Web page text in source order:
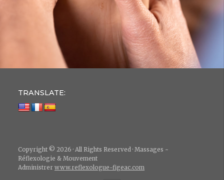
TRANSLATE:
Copyright © 2026 · All Rights Reserved · Massages ~
Réflexologie & Mouvement
Administrer www.reflexologue-figeac.com